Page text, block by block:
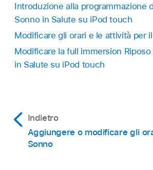
Introduzione alla programmazione
Sonno in Salute su iPod touch
Modificare gli orari e le attività per
Modificare la full immersion
in Salute su iPod touch
Indietro
Aggiungere o modificare gli
Sonno